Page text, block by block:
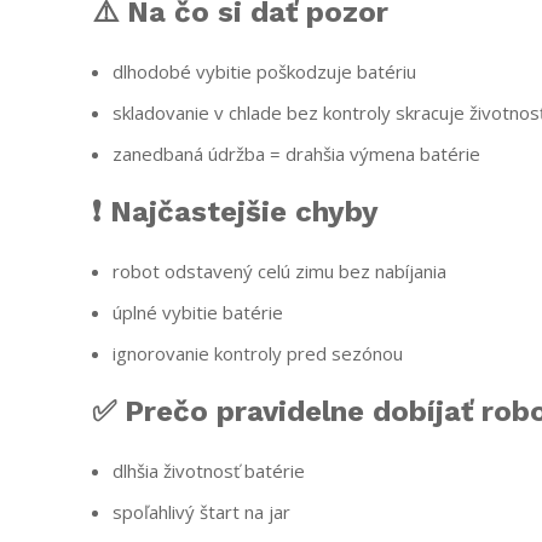
⚠️ Na čo si dať pozor
dlhodobé vybitie poškodzuje batériu
skladovanie v chlade bez kontroly skracuje
zanedbaná údržba = drahšia výmena batérie
❗ Najčastejšie chyby
robot odstavený celú zimu bez nabíjania
úplné vybitie batérie
ignorovanie kontroly pred sezónou
✅ Prečo pravidelne dobíjať
dlhšia životnosť batérie
spoľahlivý štart na jar